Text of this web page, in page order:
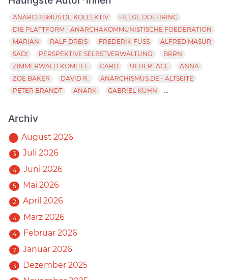
ANARCHISMUS.DE KOLLEKTIV
HELGE DOEHRING
DIE PLATTFORM - ANARCHAKOMMUNISTISCHE FOEDERATION
MARIAN
RALF DREIS FREDERIK FUSS
ALFRED MASUR
SADI
PERSPEKTIVE SELBSTVERWALTUNG
BRRN
ZIMMERWALD KOMITEE
CARO UEBERTAGE
ANNA
ZOE BAKER
DAVID R.
ANARCHISMUS.DE - ALTSEITE
PETER BRANDT
ANARK GABRIEL KUHN ...
Archiv
1 August 2026
3 Juli 2026
4 Juni 2026
5 Mai 2026
2 April 2026
4 März 2026
4 Februar 2026
7 Januar 2026
3 Dezember 2025